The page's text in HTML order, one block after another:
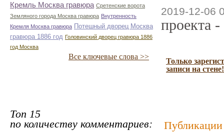
Кремль Москва гравюра Сретенские ворота
Земляного города Москва гравюра Внутренность
Кремля Москва гравюра Потешный дворец Москва
гравюра 1886 год Головинский дворец гравюра 1886
год Москва
Все ключевые слова >>
Топ 15
по количеству комментариев:
2019-12-06
проекта
Только
записи на стене!
Публикации